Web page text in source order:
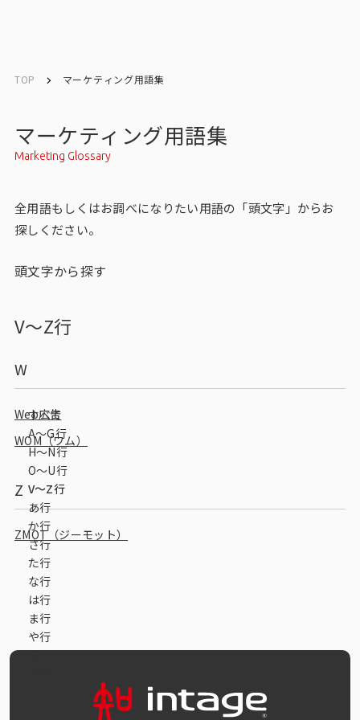
トップ
サービス一覧
サービストップ
データ解析・予測
マーケティング支援
マーケティングDX
課題から探す
市場・顧客理解に関する課題
戦略設計に関する課題
商品／サービス開発に関する課題
施策実行に関する課題
モニタリング／フォローに関する課題
TOP マーケティング用語集
マーケティング用語集
Marketing Glossary
全用語もしくはお調べになりたい用語の「頭文字」からお
探しください。
頭文字から探す
すべて
A〜G行
H〜N行
O〜U行
V～Z行
あ行
か行
さ行
た行
な行
は行
ま行
や行
ら行
V～Z行
W
Web広告
WOM（ワム）
Z
ZMOT（ジーモット）